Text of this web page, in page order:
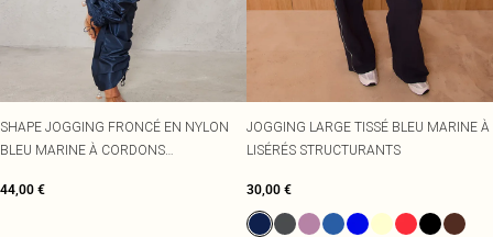
SHAPE JOGGING FRONCÉ EN NYLON
BLEU MARINE À CORDONS
44,00 €
JOGGING LARGE TISSÉ BLEU MARINE À
LISÉRÉS STRUCTURANTS
30,00 €